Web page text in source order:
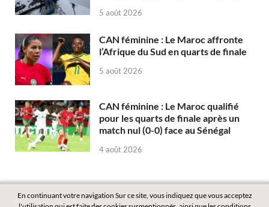
5 août 2026
CAN féminine : Le Maroc affronte
l’Afrique du Sud en quarts de finale
5 août 2026
CAN féminine : Le Maroc qualifié
pour les quarts de finale après un
match nul (0-0) face au Sénégal
4 août 2026
En continuant votre navigation Sur ce site, vous indiquez que vous acceptez